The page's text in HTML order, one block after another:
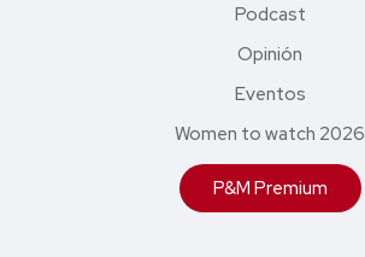
Podcast
Opinión
Eventos
Women to watch 2026
P&M Premium